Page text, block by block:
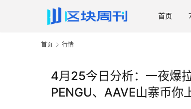
首页
首页 行情
4月25今日分析：一夜爆
PENGU、AAVE山寨币你